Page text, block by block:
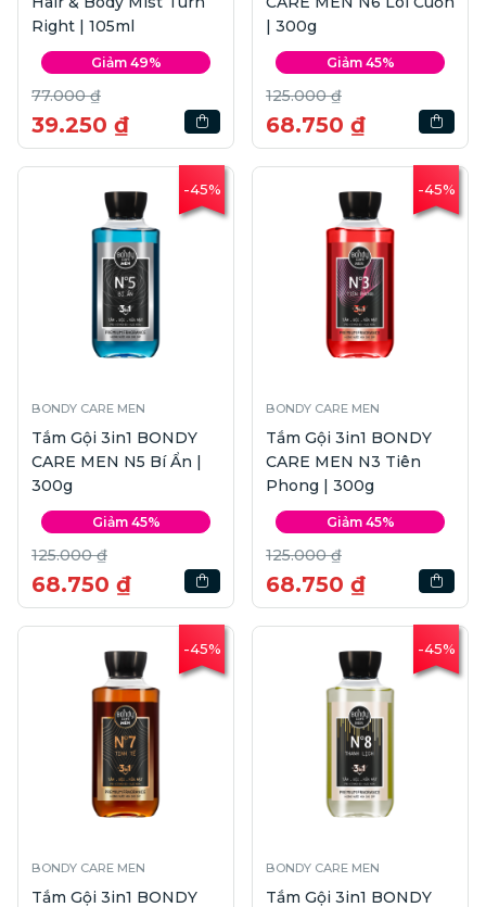
Right | 105ml
Giảm 49%
77.000 ₫
39.250 ₫
| 300g
Giảm 45%
125.000 ₫
68.750 ₫
-45%
BONDY CARE MEN
Tắm Gội 3in1 BONDY
CARE MEN N5 Bí Ẩn |
300g
Giảm 45%
125.000 ₫
68.750 ₫
-45%
BONDY CARE MEN
Tắm Gội 3in1 BONDY
CARE MEN N3 Tiên
Phong | 300g
Giảm 45%
125.000 ₫
68.750 ₫
-45%
BONDY CARE MEN
Tắm Gội 3in1 BONDY
-45%
BONDY CARE MEN
Tắm Gội 3in1 BONDY